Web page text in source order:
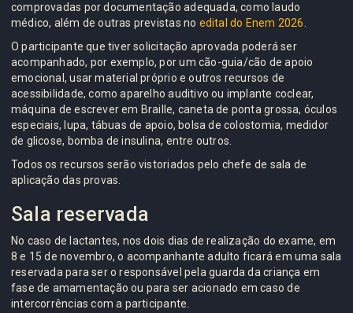
comprovadas por documentação adequada, como laudo
médico, além de outras previstas no edital do Enem 2026
O participante que tiver solicitação aprovada poderá ser
acompanhado, por exemplo, por um cão-guia/cão de apoio
emocional, usar material próprio e outros recursos de
acessibilidade, como aparelho auditivo ou implante coclear,
máquina de escrever em Braille, caneta de ponta grossa, óculos
especiais, lupa, tábuas de apoio, bolsa de colostomia, medidor
de glicose, bomba de insulina, entre outros.
Todos os recursos serão vistoriados pelo chefe de sala de
aplicação das provas.
Sala reservada
No caso de lactantes, nos dois dias de realização do exame, em
8 e 15 de novembro, o acompanhante adulto ficará em uma sala
reservada para ser o responsável pela guarda da criança em
fase de amamentação ou para ser acionado em caso de
intercorrências com a participante.